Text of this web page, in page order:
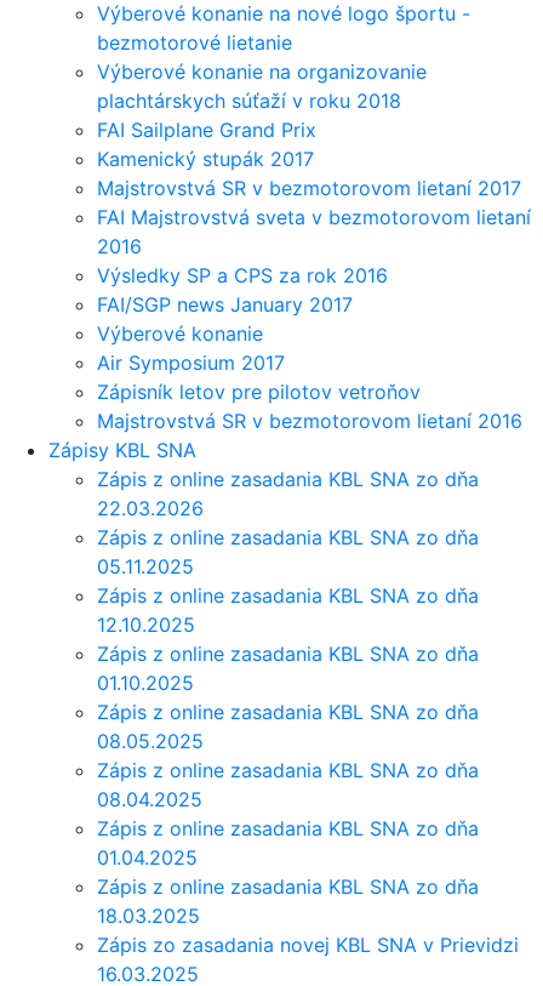
Výberové konanie na nové logo športu -
bezmotorové lietanie
Výberové konanie na organizovanie
plachtárskych súťaží v roku 2018
FAI Sailplane Grand Prix
Kamenický stupák 2017
Majstrovstvá SR v bezmotorovom lietaní 2017
FAI Majstrovstvá sveta v bezmotorovom lietaní
2016
Výsledky SP a CPS za rok 2016
FAI/SGP news January 2017
Výberové konanie
Air Symposium 2017
Zápisník letov pre pilotov vetroňov
Majstrovstvá SR v bezmotorovom lietaní 2016
Zápisy KBL SNA
Zápis z online zasadania KBL SNA zo dňa
22.03.2026
Zápis z online zasadania KBL SNA zo dňa
05.11.2025
Zápis z online zasadania KBL SNA zo dňa
12.10.2025
Zápis z online zasadania KBL SNA zo dňa
01.10.2025
Zápis z online zasadania KBL SNA zo dňa
08.05.2025
Zápis z online zasadania KBL SNA zo dňa
08.04.2025
Zápis z online zasadania KBL SNA zo dňa
01.04.2025
Zápis z online zasadania KBL SNA zo dňa
18.03.2025
Zápis zo zasadania novej KBL SNA v Prievidzi
16.03.2025